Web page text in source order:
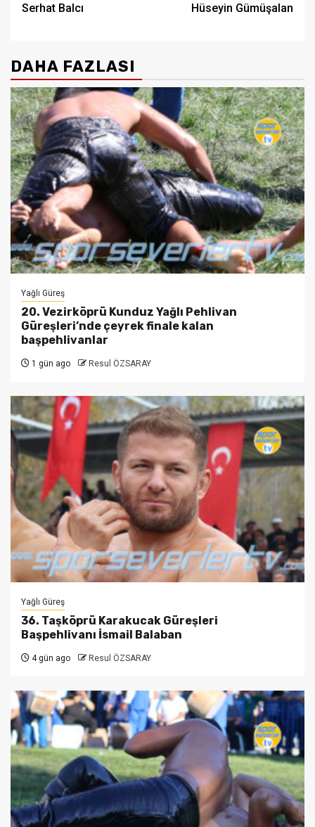
Serhat Balcı Hüseyin Gümüşalan
DAHA FAZLASI
Yağlı Güreş
20. Vezirköprü Kunduz Yağlı Pehlivan
Güreşleri’nde çeyrek finale kalan
başpehlivanlar
1 gün ago Resul ÖZSARAY
Yağlı Güreş
36. Taşköprü Karakucak Güreşleri
Başpehlivanı İsmail Balaban
4 gün ago Resul ÖZSARAY